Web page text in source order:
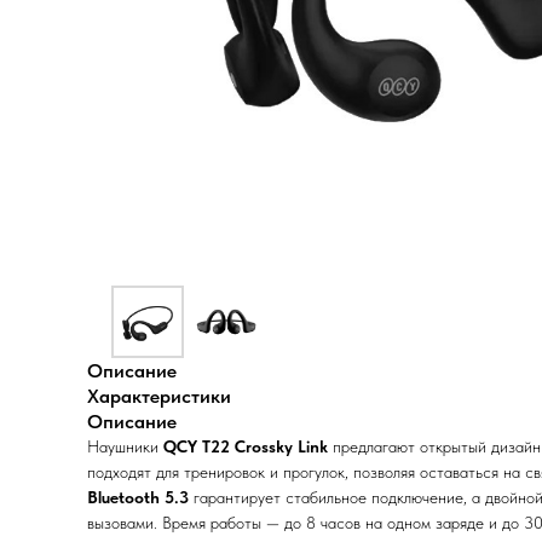
Описание
Xарактеристики
Описание
Наушники QCY T22 Crossky Link предлагают открытый
подходят для тренировок и прогулок, позволяя оставаться
Bluetooth 5.3 гарантирует стабильное подключение, а
вызовами. Время работы — до 8 часов на одном заряде и до